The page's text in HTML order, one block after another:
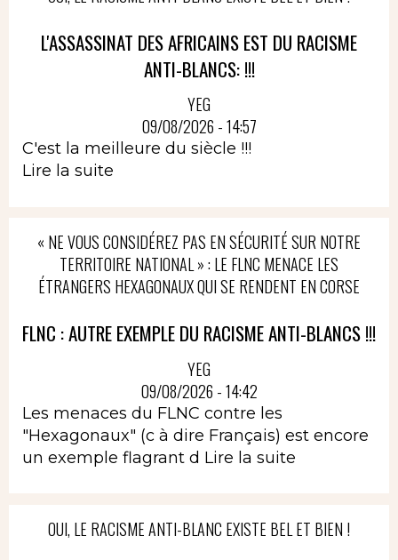
L'ASSASSINAT DES AFRICAINS EST DU RACISME
ANTI-BLANCS: !!!
YEG
09/08/2026 - 14:57
C'est la meilleure du siècle !!!
Lire la suite
« NE VOUS CONSIDÉREZ PAS EN SÉCURITÉ SUR NOTRE
TERRITOIRE NATIONAL » : LE FLNC MENACE LES
ÉTRANGERS HEXAGONAUX QUI SE RENDENT EN CORSE
FLNC : AUTRE EXEMPLE DU RACISME ANTI-BLANCS !!!
YEG
09/08/2026 - 14:42
Les menaces du FLNC contre les
"Hexagonaux" (c à dire Français) est encore
un exemple flagrant d Lire la suite
OUI, LE RACISME ANTI-BLANC EXISTE BEL ET BIEN !